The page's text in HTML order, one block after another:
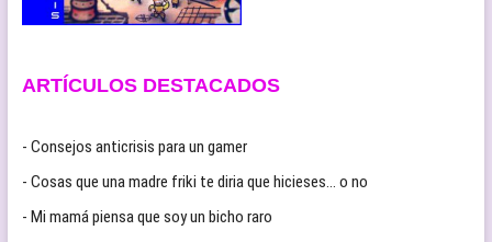
ARTÍCULOS DESTACADOS
- Consejos anticrisis para un gamer
- Cosas que una madre friki te diria que hicieses… o no
- Mi mamá piensa que soy un bicho raro